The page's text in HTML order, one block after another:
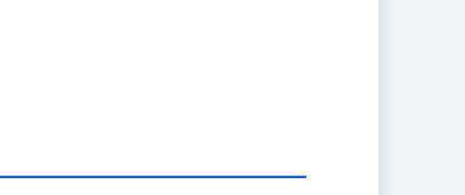
さんと議論しています。